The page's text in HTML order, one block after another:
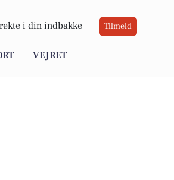
i din indbakke Tilmeld
VEJRET